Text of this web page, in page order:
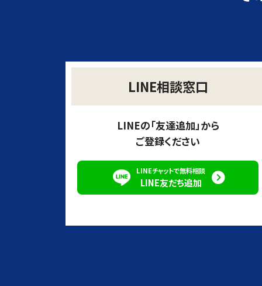
LINE相談窓口
LINEの「友達追加」から
ご登録ください
LINEチャットで無料相談
LINE友だち追加